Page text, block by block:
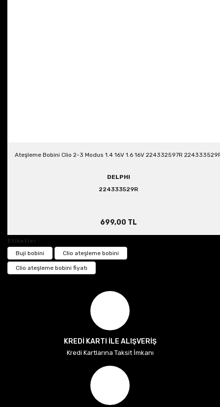
Ateşleme Bobini Clio 2-3 Modus 1.4 16V 1.6 16V 224332597R
DELPHI
224333529R
699,00 TL
Etiketler :
Buji bobini
Clio ateşleme bobini
Clio ateşleme bobini fiyatı
KREDİ KARTI İLE ALIŞVERİŞ
Kredi Kartlarına Taksit İmkanı